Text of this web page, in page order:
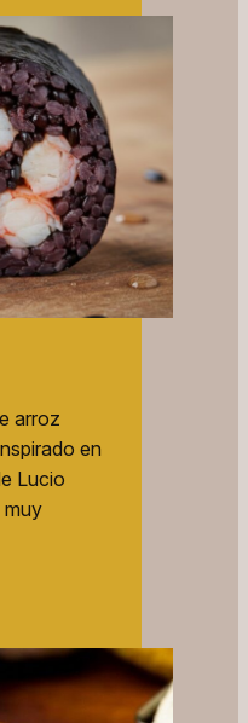
arroz
en
Lucio
muy